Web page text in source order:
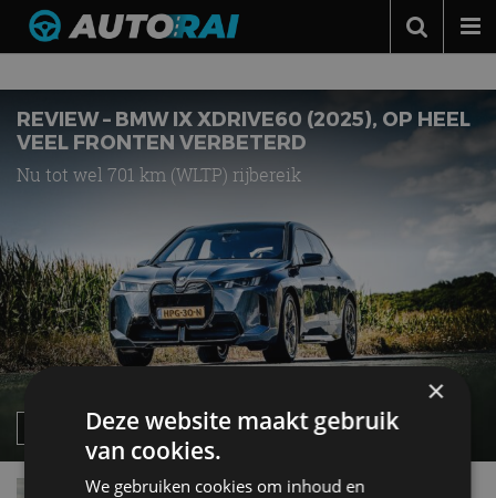
Podcast
Adverteren
Contact
MotorRAI.nl
Nieuws over
REVIEW – BMW IX XDRIVE60 (2025), OP HEEL
VEEL FRONTEN VERBETERD
Nu tot wel 701 km (WLTP) rijbereik
Opfrisser voor BMW iX: wat is er nieuw?
×
Deze website maakt gebruik
van cookies.
We gebruiken cookies om inhoud en